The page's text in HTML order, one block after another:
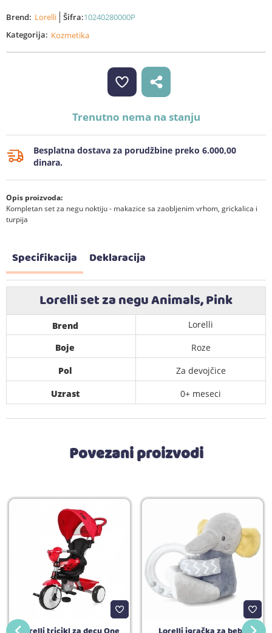
Brend: Lorelli Šifra:10240280000P
Kategorija: Kozmetika
Trenutno nema na stanju
Besplatna dostava za porudžbine preko 6.000,00
dinara.
Opis proizvoda:
Kompletan set za negu noktiju - makazice sa zaobljenim vrhom, grickalica i
turpija
Specifikacija Deklaracija
Lorelli set za negu Animals, Pink
Brend
Lorelli
Boje
Roze
Pol
Za devojčice
Uzrast
0+ meseci
Povezani proizvodi